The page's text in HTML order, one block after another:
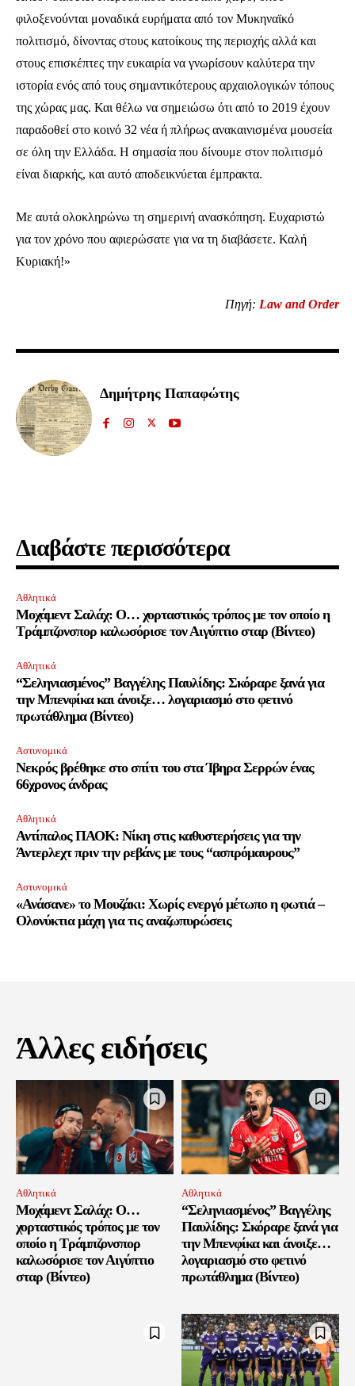
φιλοξενούνται μοναδικά ευρήματα από τον Μυκηναϊκό
πολιτισμό, δίνοντας στους κατοίκους της περιοχής αλλά και
στους επισκέπτες την ευκαιρία να γνωρίσουν καλύτερα την
ιστορία ενός από τους σημαντικότερους αρχαιολογικών τόπους
της χώρας μας. Και θέλω να σημειώσω ότι από το 2019 έχουν
παραδοθεί στο κοινό 32 νέα ή πλήρως ανακαινισμένα μουσεία
σε όλη την Ελλάδα. Η σημασία που δίνουμε στον πολιτισμό
είναι διαρκής, και αυτό αποδεικνύεται έμπρακτα.
Με αυτά ολοκληρώνω τη σημερινή ανασκόπηση. Ευχαριστώ
για τον χρόνο που αφιερώσατε για να τη διαβάσετε. Καλή
Κυριακή!»
Πηγή: Law and Order
Δημήτρης Παπαφώτης
Διαβάστε περισσότερα
Αθλητικά
Μοχάμεντ Σαλάχ: Ο… χορταστικός τρόπος με τον οποίο η
Τράμπζονσπορ καλωσόρισε τον Αιγύπτιο σταρ (Βίντεο)
Αθλητικά
“Σεληνιασμένος” Βαγγέλης Παυλίδης: Σκόραρε ξανά για
την Μπενφίκα και άνοιξε… λογαριασμό στο φετινό
πρωτάθλημα (Βίντεο)
Αστυνομικά
Νεκρός βρέθηκε στο σπίτι του στα Ίβηρα Σερρών ένας
66χρονος άνδρας
Αθλητικά
Αντίπαλος ΠΑΟΚ: Νίκη στις καθυστερήσεις για την
Άντερλεχτ πριν την ρεβάνς με τους “ασπρόμαυρους”
Αστυνομικά
«Ανάσανε» το Μουζάκι: Χωρίς ενεργό μέτωπο η φωτιά –
Ολονύκτια μάχη για τις αναζωπυρώσεις
Άλλες ειδήσεις
Αθλητικά
Μοχάμεντ Σαλάχ: Ο…
χορταστικός τρόπος με τον
οποίο η Τράμπζονσπορ
καλωσόρισε τον Αιγύπτιο
σταρ (Βίντεο)
Αθλητικά
“Σεληνιασμένος” Βαγγέλης
Παυλίδης: Σκόραρε ξανά για
την Μπενφίκα και άνοιξε…
λογαριασμό στο φετινό
πρωτάθλημα (Βίντεο)